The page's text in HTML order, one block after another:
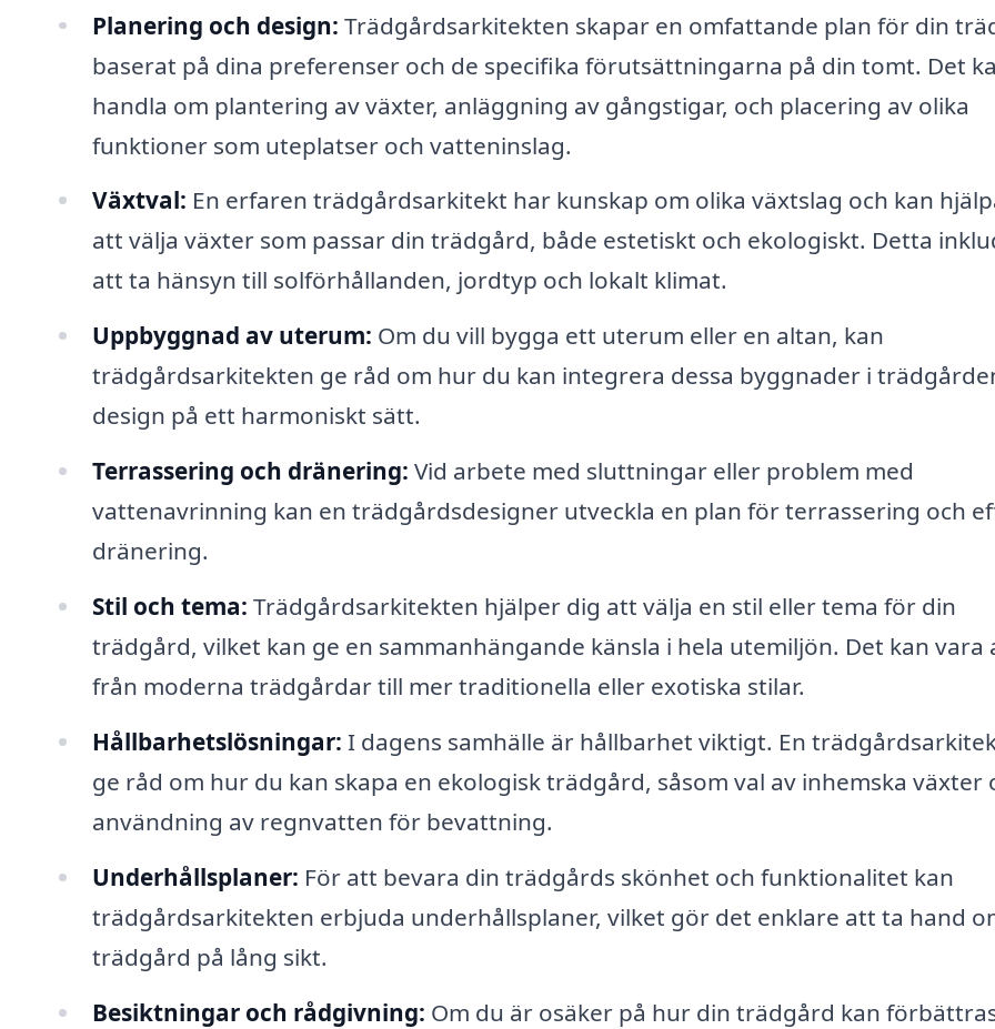
Planering och design: Trädgårdsarkitekten skapar en omfattande plan för din
baserat på dina preferenser och de specifika förutsättningarna på din tomt. Det
handla om plantering av växter, anläggning av gångstigar, och placering av olika
funktioner som uteplatser och vatteninslag.
Växtval: En erfaren trädgårdsarkitekt har kunskap om olika växtslag och kan
att välja växter som passar din trädgård, både estetiskt och ekologiskt. Detta
att ta hänsyn till solförhållanden, jordtyp och lokalt klimat.
Uppbyggnad av uterum: Om du vill bygga ett uterum eller en altan, kan
trädgårdsarkitekten ge råd om hur du kan integrera dessa byggnader i
design på ett harmoniskt sätt.
Terrassering och dränering: Vid arbete med sluttningar eller problem med
vattenavrinning kan en trädgårdsdesigner utveckla en plan för terrassering och
dränering.
Stil och tema: Trädgårdsarkitekten hjälper dig att välja en stil eller tema för din
trädgård, vilket kan ge en sammanhängande känsla i hela utemiljön. Det kan vara
från moderna trädgårdar till mer traditionella eller exotiska stilar.
Hållbarhetslösningar: I dagens samhälle är hållbarhet viktigt. En
ge råd om hur du kan skapa en ekologisk trädgård, såsom val av inhemska växter
användning av regnvatten för bevattning.
Underhållsplaner: För att bevara din trädgårds skönhet och funktionalitet kan
trädgårdsarkitekten erbjuda underhållsplaner, vilket gör det enklare att ta hand
trädgård på lång sikt.
Besiktningar och rådgivning: Om du är osäker på hur din trädgård kan